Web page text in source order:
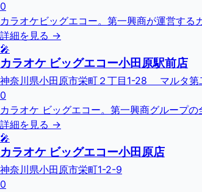
0
カラオケビッグエコー。第一興商が運営する
詳細を見る →
🎤
カラオケ ビッグエコー小田原駅前店
神奈川県小田原市栄町２丁目1-28 マルタ第
0
カラオケ ビッグエコー。第一興商グループ
詳細を見る →
🎤
カラオケ ビッグエコー小田原店
神奈川県小田原市栄町1-2-9
0